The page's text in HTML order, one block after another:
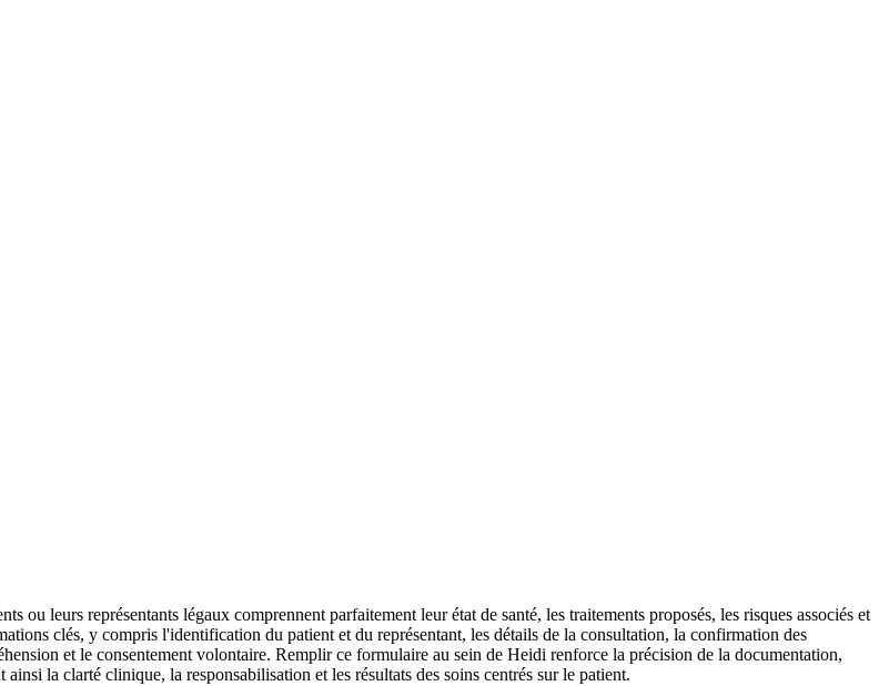
ou leurs représentants légaux comprennent parfaitement leur état de santé, les traitements proposés, les risques associés et
clés, y compris l'identification du patient et du représentant, les détails de la consultation, la confirmation des
et le consentement volontaire. Remplir ce formulaire au sein de Heidi renforce la précision de la documentation,
la clarté clinique, la responsabilisation et les résultats des soins centrés sur le patient.